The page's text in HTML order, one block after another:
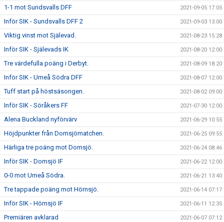
1-1 mot Sundsvalls DFF 2021-09-05 17:05
Inför SIK - Sundsvalls DFF 2 2021-09-03 13:00
Viktig vinst mot Själevad. 2021-08-23 15:28
Inför SIK - Själevads IK 2021-08-20 12:00
Tre värdefulla poäng i Derbyt. 2021-08-09 18:20
Inför SIK - Umeå Södra DFF 2021-08-07 12:00
Tuff start på höstsäsongen. 2021-08-02 09:00
Inför SIK - Söråkers FF 2021-07-30 12:00
Alena Buckland nyförvärv 2021-06-29 10:55
Höjdpunkter från Domsjömatchen. 2021-06-25 09:55
Härliga tre poäng mot Domsjö. 2021-06-24 08:46
Inför SIK - Domsjö IF 2021-06-22 12:00
0-0 mot Umeå Södra. 2021-06-21 13:40
Tre tappade poäng mot Hörnsjö. 2021-06-14 07:17
Inför SIK - Hörnsjö IF 2021-06-11 12:35
Premiären avklarad 2021-06-07 07:12